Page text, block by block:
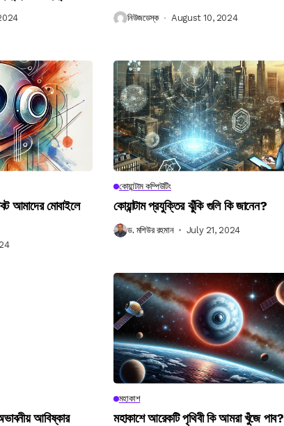
নিউজডেস্ক August 10, 2024
আমাদের মোবাইলে
কোয়ান্টাম কম্পিউটিং
কোয়ান্টাম প্রযুক্তির ঝুঁকি গুলি কি জানেন?
ড. মশিউর রহমান July 21, 2024
আবিষ্কার
মহাকাশ
মহাকাশে আরেকটি পৃথিবী কি আমরা খুঁজে পাব?